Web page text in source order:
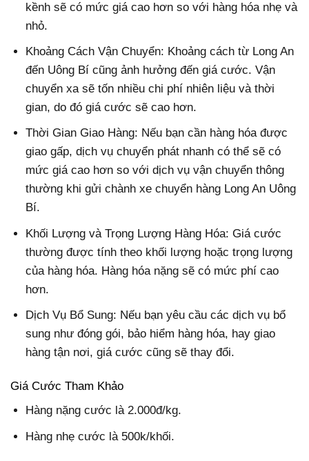
kềnh sẽ có mức giá cao hơn so với hàng hóa nhẹ và
nhỏ.
Khoảng Cách Vận Chuyển: Khoảng cách từ Long An
đến Uông Bí cũng ảnh hưởng đến giá cước. Vận
chuyển xa sẽ tốn nhiều chi phí nhiên liệu và thời
gian, do đó giá cước sẽ cao hơn.
Thời Gian Giao Hàng: Nếu bạn cần hàng hóa được
giao gấp, dịch vụ chuyển phát nhanh có thể sẽ có
mức giá cao hơn so với dịch vụ vận chuyển thông
thường khi gửi chành xe chuyển hàng Long An Uông
Bí.
Khối Lượng và Trọng Lượng Hàng Hóa: Giá cước
thường được tính theo khối lượng hoặc trọng lượng
của hàng hóa. Hàng hóa nặng sẽ có mức phí cao
hơn.
Dịch Vụ Bổ Sung: Nếu bạn yêu cầu các dịch vụ bổ
sung như đóng gói, bảo hiểm hàng hóa, hay giao
hàng tận nơi, giá cước cũng sẽ thay đổi.
Giá Cước Tham Khảo
Hàng nặng cước là 2.000đ/kg.
Hàng nhẹ cước là 500k/khối.